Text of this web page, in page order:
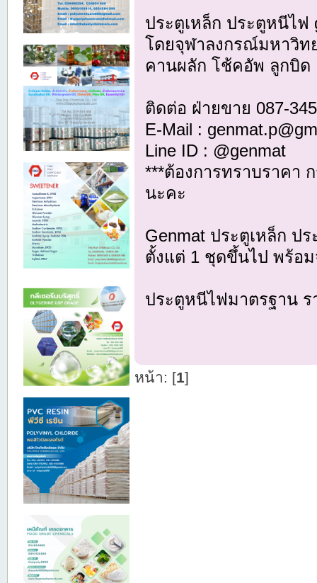
ประตูเหล็ก ประตูหนีไฟ
โดยจุฬาลงกรณ์มหาวิ
คานผลัก โช้คอัพ ลูกบิด
ติดต่อ ฝ่ายขาย 087-
E-Mail :
Line ID : @genmat
***ต้องการทราบราคา
นะคะ
Genmat ประตูเหล็ก ป
ตั้งแต่ 1 ชุดขึ้นไป พร้อม
ประตูหนีไฟมาตรฐาน ร
หน้า: [1]